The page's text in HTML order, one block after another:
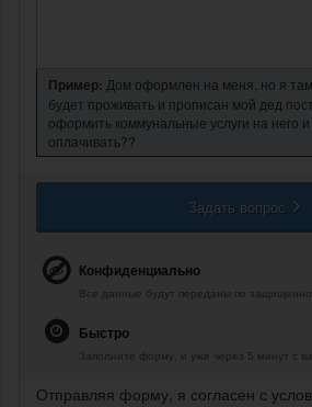
Пример: Дом оформлен на меня, но я
будет проживать и прописан мой дед
оформить коммунальные услуги на него и
оплачивать??
Задать вопрос
Конфиденциально
Все данные будут переданы по
Быстро
Заполните форму, и уже через 5 минут с
Отправляя форму, я согласен с